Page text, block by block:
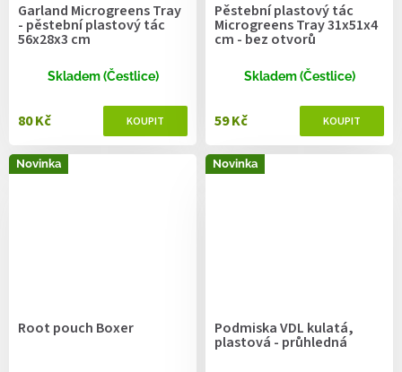
Garland Microgreens Tray
- pěstební plastový tác
56x28x3 cm
Skladem (Čestlice)
80 Kč
Pěstební plastový tác
Microgreens Tray 31x51x4
cm - bez otvorů
Skladem (Čestlice)
59 Kč
Novinka
Root pouch Boxer
Novinka
Podmiska VDL kulatá,
plastová - průhledná